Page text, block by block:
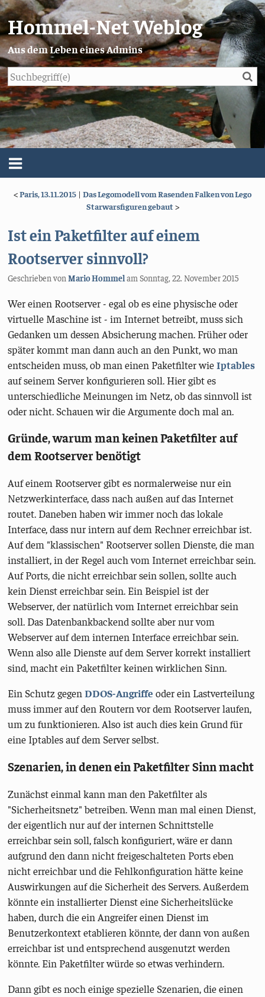
Hommel-Net Weblog
Aus dem Leben eines Admins
Menü
<Paris, 13.11.2015 | Das Legomodell vom Rasenden Falken von Lego
Starwarsfiguren gebaut >
Ist ein Paketfilter auf einem
Rootserver sinnvoll?
Geschrieben vonMario HommelamSonntag, 22. November 2015
Wer einen Rootserver - egal ob es eine physische oder
virtuelle Maschine ist - im Internet betreibt, muss sich
Gedanken um dessen Absicherung machen. Früher oder
später kommt man dann auch an den Punkt, wo man
entscheiden muss, ob man einen Paketfilter wieIptables
auf seinem Server konfigurieren soll. Hier gibt es
unterschiedliche Meinungen im Netz, ob das sinnvoll ist
oder nicht. Schauen wir die Argumente doch mal an.
Gründe, warum man keinen Paketfilter auf
dem Rootserver benötigt
Auf einem Rootserver gibt es normalerweise nur ein
Netzwerkinterface, dass nach außen auf das Internet
routet. Daneben haben wir immer noch das lokale
Interface, dass nur intern auf dem Rechner erreichbar ist.
Auf dem "klassischen" Rootserver sollen Dienste, die man
installiert, in der Regel auch vom Internet erreichbar sein.
Auf Ports, die nicht erreichbar sein sollen, sollte auch
kein Dienst erreichbar sein. Ein Beispiel ist der
Webserver, der natürlich vom Internet erreichbar sein
soll. Das Datenbankbackend sollte aber nur vom
Webserver auf dem internen Interface erreichbar sein.
Wenn also alle Dienste auf dem Server korrekt installiert
sind, macht ein Paketfilter keinen wirklichen Sinn.
Ein Schutz gegenDDOS-Angriffe oder ein Lastverteilung
muss immer auf den Routern vor dem Rootserver laufen,
um zu funktionieren. Also ist auch dies kein Grund für
eine Iptables auf dem Server selbst.
Szenarien, in denen ein Paketfilter Sinn macht
Zunächst einmal kann man den Paketfilter als
"Sicherheitsnetz" betreiben. Wenn man mal einen Dienst,
der eigentlich nur auf der internen Schnittstelle
erreichbar sein soll, falsch konfiguriert, wäre er dann
aufgrund den dann nicht freigeschalteten Ports eben
nicht erreichbar und die Fehlkonfiguration hätte keine
Auswirkungen auf die Sicherheit des Servers. Außerdem
könnte ein installierter Dienst eine Sicherheitslücke
haben, durch die ein Angreifer einen Dienst im
Benutzerkontext etablieren könnte, der dann von außen
erreichbar ist und entsprechend ausgenutzt werden
könnte. Ein Paketfilter würde so etwas verhindern.
Dann gibt es noch einige spezielle Szenarien, die einen